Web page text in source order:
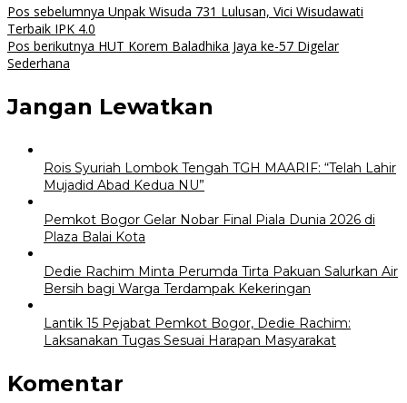
Navigasi
pos
Pos sebelumnya Unpak Wisuda 731 Lulusan, Vici Wisudawati
Terbaik IPK 4.0
Pos berikutnya HUT Korem Baladhika Jaya ke-57 Digelar
Sederhana
Jangan Lewatkan
Rois Syuriah Lombok Tengah TGH MAARIF: “Telah Lahir
Mujadid Abad Kedua NU”
Pemkot Bogor Gelar Nobar Final Piala Dunia 2026 di
Plaza Balai Kota
Dedie Rachim Minta Perumda Tirta Pakuan Salurkan Air
Bersih bagi Warga Terdampak Kekeringan
Lantik 15 Pejabat Pemkot Bogor, Dedie Rachim:
Laksanakan Tugas Sesuai Harapan Masyarakat
Komentar